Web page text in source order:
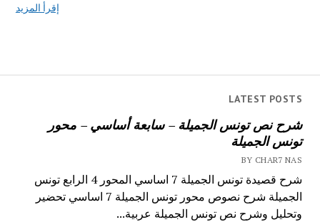
LATEST POSTS
شرح نص تونس الجميلة – سابعة أساسي – محور
تونس الجميلة
BY CHAR7 NAS
شرح قصيدة تونس الجميلة 7 اساسي المحور 4 الرابع تونس
الجميلة شرح نصوص محور تونس الجميلة 7 اساسي تحضير
وتحليل وشرح نص تونس الجميلة عربية...
إقرأ المزيد